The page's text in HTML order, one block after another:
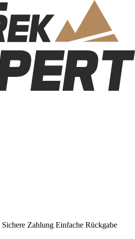
Sichere Zahlung Einfache Rückgabe